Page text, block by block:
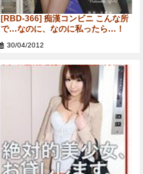
[RBD-366] 痴漢コンビニ こんな所
で…なのに、なのに私ったら…！
30/04/2012